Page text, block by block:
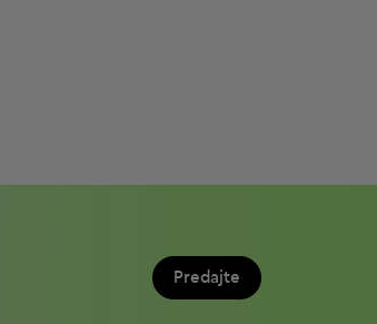
Predajte